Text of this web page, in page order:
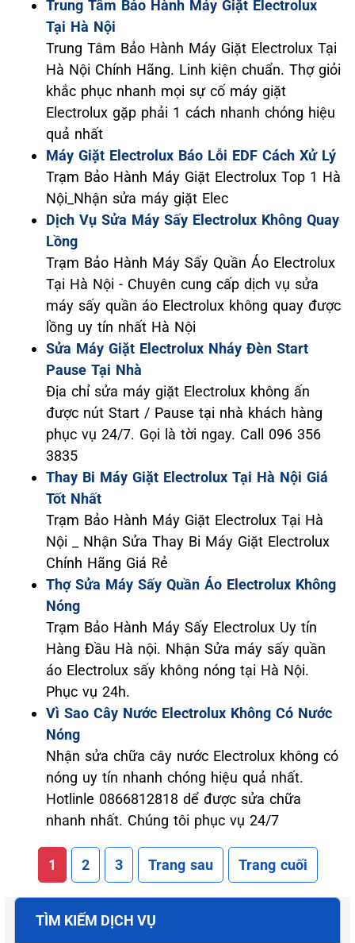
Trung Tâm Bảo Hành Máy Giặt Electrolux
Tại Hà Nội
Trung Tâm Bảo Hành Máy Giặt Electrolux Tại
Hà Nội Chính Hãng. Linh kiện chuẩn. Thợ giỏi
khắc phục nhanh mọi sự cố máy giặt
Electrolux gặp phải 1 cách nhanh chóng hiệu
quả nhất
Máy Giặt Electrolux Báo Lỗi EDF Cách Xử Lý
Trạm Bảo Hành Máy Giặt Electrolux Top 1 Hà
Nội_Nhận sửa máy giặt Elec
Dịch Vụ Sửa Máy Sấy Electrolux Không Quay
Lồng
Trạm Bảo Hành Máy Sấy Quần Áo Electrolux
Tại Hà Nội - Chuyên cung cấp dịch vụ sửa
máy sấy quần áo Electrolux không quay được
lồng uy tín nhất Hà Nội
Sửa Máy Giặt Electrolux Nháy Đèn Start
Pause Tại Nhà
Địa chỉ sửa máy giặt Electrolux không ấn
được nút Start / Pause tại nhà khách hàng
phục vụ 24/7. Gọi là tời ngay. Call 096 356
3835
Thay Bi Máy Giặt Electrolux Tại Hà Nội Giá
Tốt Nhất
Trạm Bảo Hành Máy Giặt Electrolux Tại Hà
Nội _ Nhận Sửa Thay Bi Máy Giặt Electrolux
Chính Hãng Giá Rẻ
Thợ Sửa Máy Sấy Quần Áo Electrolux Không
Nóng
Trạm Bảo Hành Máy Sấy Electrolux Uy tín
Hàng Đầu Hà nội. Nhận Sửa máy sấy quần
áo Electrolux sấy không nóng tại Hà Nội.
Phục vụ 24h.
Vì Sao Cây Nước Electrolux Không Có Nước
Nóng
Nhận sửa chữa cây nước Electrolux không có
nóng uy tín nhanh chóng hiệu quả nhất.
Hotlinle 0866812818 dể được sửa chữa
nhanh nhất. Chúng tôi phục vụ 24/7
1 2 3 Trang sau Trang cuối
TÌM KIẾM DỊCH VỤ